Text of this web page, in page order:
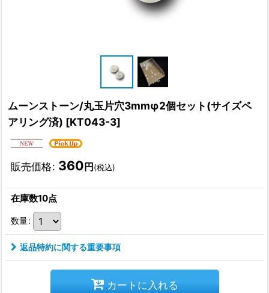
ムーンストーン/丸玉片穴3mmφ2個セット(サイズペ
アリング済) [KT043-3]
販売価格: 360 円 (税込)
在庫数10点
数量:
返品特約に関する重要事項
カートに入れる